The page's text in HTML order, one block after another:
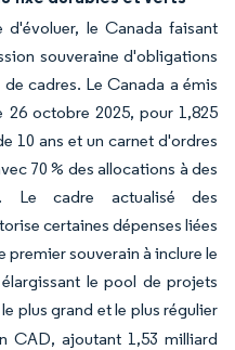
d'évoluer, le Canada faisant
souveraine d'obligations
cadres. Le Canada a émis
octobre 2025, pour 1,825
10 ans et un carnet d'ordres
70 % des allocations à des
Le cadre actualisé des
certaines dépenses liées
premier souverain à inclure le
le pool de projets
plus grand et le plus régulier
CAD, ajoutant 1,53 milliard